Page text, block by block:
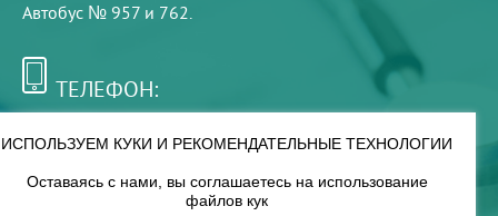
Автобус № 957 и 762.
ТЕЛЕФОН:
РЕЖИМ РАБОТЫ:
ИСПОЛЬЗУЕМ КУКИ И РЕКОМЕНДАТЕЛЬНЫЕ ТЕХНОЛОГИИ
Оставаясь с нами, вы соглашаетесь на использование
файлов кук